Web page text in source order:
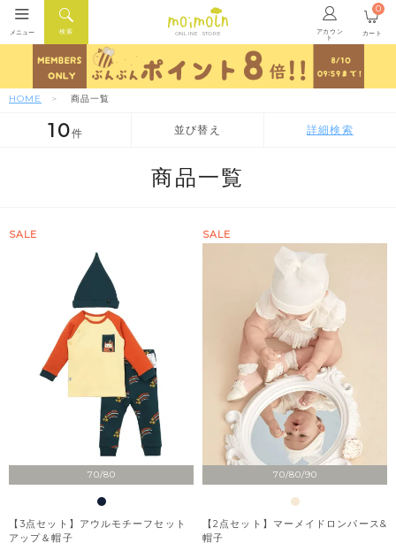
ONLINE STORE アカウン
ト
検索
メニュー カート
0
HOME 商品一覧
並び替え
新着順
価格が安い順
10件 詳細検索
商品一覧
70/80
SALE
【3点セット】アウルモチーフセット
アップ＆帽子
70/80/90
SALE
【2点セット】マーメイドロンパース&
帽子